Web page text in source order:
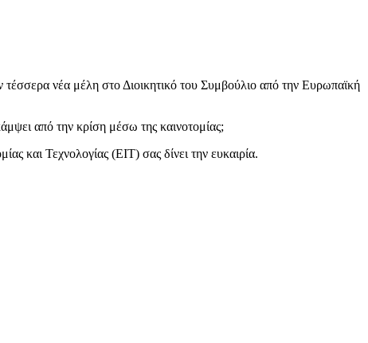
νέα μέλη στο Διοικητικό του Συμβούλιο από την Ευρωπαϊκή
από την κρίση μέσω της καινοτομίας;
και Τεχνολογίας (EIT) σας δίνει την ευκαιρία.